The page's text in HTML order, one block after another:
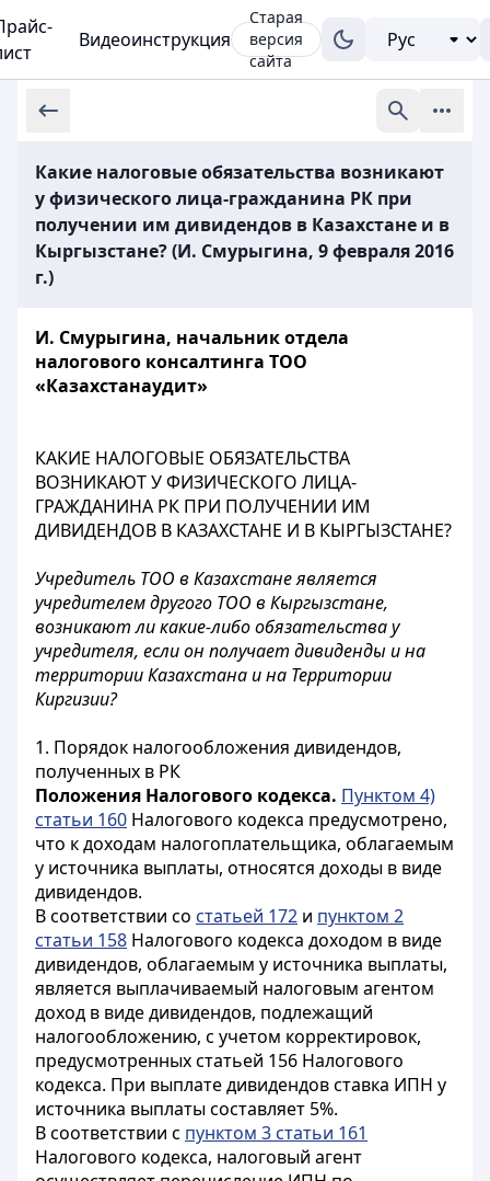
Видеоинструкция
Старая
версия
сайта
Какие налоговые обязательства возникают
у физического лица-гражданина РК при
получении им дивидендов в Казахстане и в
Кыргызстане? (И. Смурыгина, 9 февраля 2016
г.)
И. Смурыгина, начальник отдела
налогового консалтинга ТОО
«Казахстанаудит»
КАКИЕ НАЛОГОВЫЕ ОБЯЗАТЕЛЬСТВА
ВОЗНИКАЮТ У ФИЗИЧЕСКОГО ЛИЦА-
ГРАЖДАНИНА РК ПРИ ПОЛУЧЕНИИ ИМ
ДИВИДЕНДОВ В КАЗАХСТАНЕ И В КЫРГЫЗСТАНЕ?
Учредитель ТОО в Казахстане является
учредителем другого ТОО в Кыргызстане,
возникают ли какие-либо обязательства у
учредителя, если он получает дивиденды и на
территории Казахстана и на Территории
Киргизии?
1. Порядок налогообложения дивидендов,
полученных в РК
Положения Налогового кодекса. Пунктом 4)
статьи 160 Налогового кодекса предусмотрено,
что к доходам налогоплательщика, облагаемым
у источника выплаты, относятся доходы в виде
дивидендов.
В соответствии со статьей 172 и пунктом 2
статьи 158 Налогового кодекса доходом в виде
дивидендов, облагаемым у источника выплаты,
является выплачиваемый налоговым агентом
доход в виде дивидендов, подлежащий
налогообложению, с учетом корректировок,
предусмотренных статьей 156 Налогового
кодекса. При выплате дивидендов ставка ИПН у
источника выплаты составляет 5%.
В соответствии с пунктом 3 статьи 161
Налогового кодекса, налоговый агент